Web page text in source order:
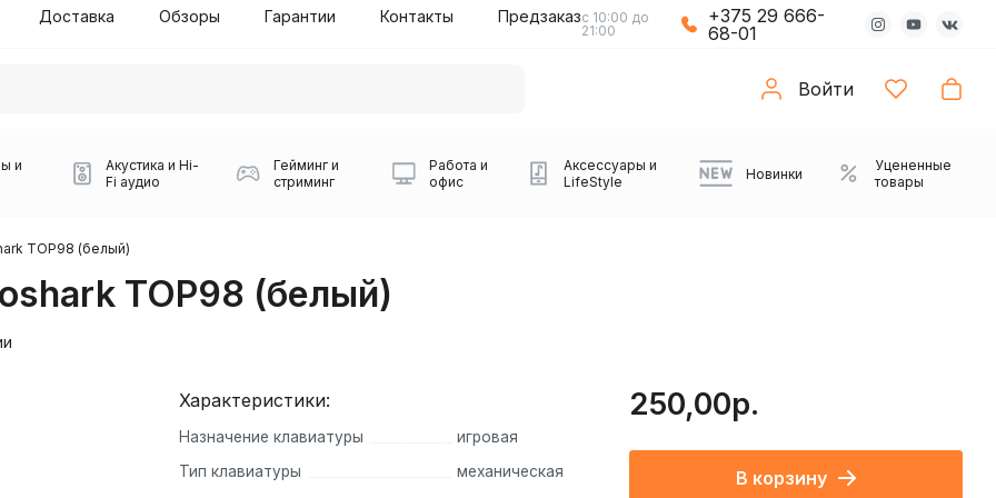
Доставка Обзоры Гарантии Контакты Предзаказс 10:00 до
21:00
+375 29 666-
68-01
Войти
Игровые наушники
и
Микрофоны BOYA
Акустика и Hi-
Fi аудио
Портативные колонки
Саундбары
Гейминг и
стриминг
Игровые мыши Logitech
Работа и
офис
Наборы периферии
Аксессуары и
LifeStyle
Новинки
Уцененные
товары
TOP98 (белый)
TOP98 (белый)
Характеристики:
Назначение клавиатуры
игровая
Тип клавиатуры
механическая
250,00р.
В корзину